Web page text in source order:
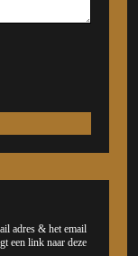
adres & het email
een link naar deze